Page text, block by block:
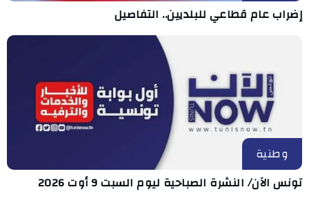
إضراب عام قطاعي للبلديين.. التفاصيل
وطنية
تونس الآن/ النشرة الصباحية ليوم السبت 9 أوت 2026